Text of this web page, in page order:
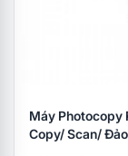
Máy Photocopy
Copy/ Scan/